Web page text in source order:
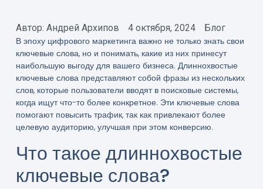
Автор: Андрей Архипов 4 октября, 2024 Блог
В эпоху цифрового маркетинга важно не только знать свои
ключевые слова, но и понимать, какие из них принесут
наибольшую выгоду для вашего бизнеса. Длиннохвостые
ключевые слова представляют собой фразы из нескольких
слов, которые пользователи вводят в поисковые системы,
когда ищут что-то более конкретное. Эти ключевые слова
помогают повысить трафик, так как привлекают более
целевую аудиторию, улучшая при этом конверсию.
Что такое длиннохвостые
ключевые слова?